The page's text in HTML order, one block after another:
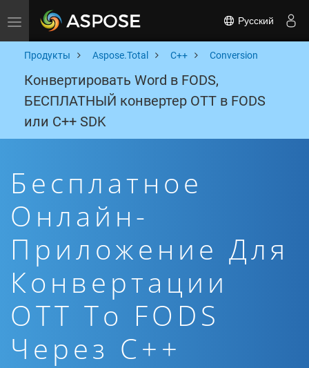
Toggle navigation Русский
Продукты Aspose.Total C++ Conversion
Конвертировать Word в FODS,
БЕСПЛАТНЫЙ конвертер OTT в FODS
или C++ SDK
Бесплатное
Онлайн-
Приложение Для
Конвертации
OTT To FODS
Через C++